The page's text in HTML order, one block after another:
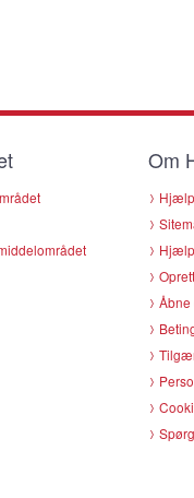
Om
Åbne